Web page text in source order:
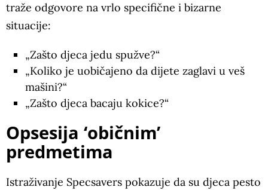
traže odgovore na vrlo specifične i bizarne
situacije:
„Zašto djeca jedu spužve?“
„Koliko je uobičajeno da dijete zaglavi u veš
mašini?“
„Zašto djeca bacaju kokice?“
Opsesija ‘običnim’
predmetima
Istraživanje Specsavers pokazuje da su djeca pesto